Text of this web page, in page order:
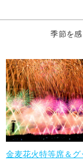
季節を
金麦花火特等席＆グ